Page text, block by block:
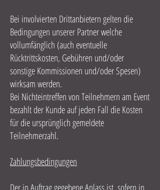
Bei involvierten Drittanbietern gelten die
Bedingungen unserer Partner welche
vollumfänglich (auch eventuelle
Rücktrittskosten, Gebühren und/oder
sonstige Kommissionen und/oder Spesen)
wirksam werden.
Bei Nichteintreffen von Teilnehmern am Event
bezahlt der Kunde auf jeden Fall die Kosten
für die ursprünglich gemeldete
Teilnehmerzahl.
Zahlungsbedingungen